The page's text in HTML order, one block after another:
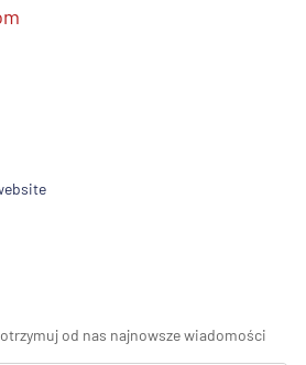
od nas najnowsze wiadomości